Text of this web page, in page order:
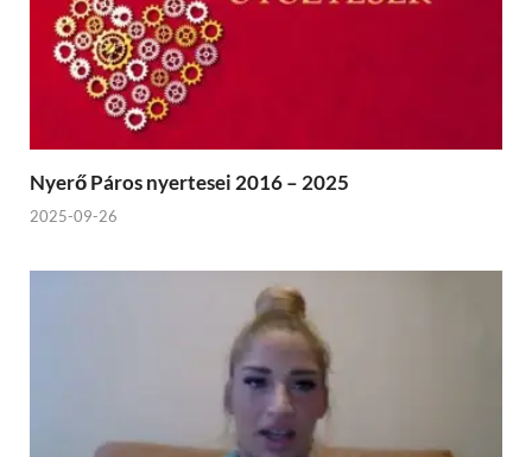
Nyerő Páros nyertesei 2016 – 2025
2025-09-26